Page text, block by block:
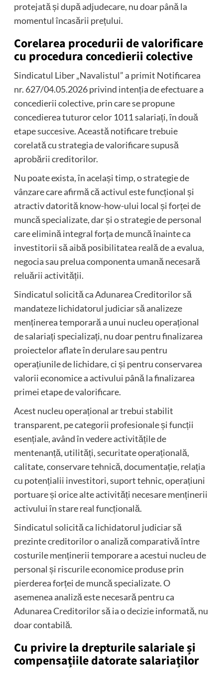
protejată și după adjudecare, nu doar până la
momentul încasării prețului.
Corelarea procedurii de valorificare
cu procedura concedierii colective
Sindicatul Liber „Navalistul” a primit Notificarea
nr. 627/04.05.2026 privind intenția de efectuare a
concedierii colective, prin care se propune
concedierea tuturor celor 1011 salariați, în două
etape succesive. Această notificare trebuie
corelată cu strategia de valorificare supusă
aprobării creditorilor.
Nu poate exista, în același timp, o strategie de
vânzare care afirmă că activul este funcțional și
atractiv datorită know-how-ului local și forței de
muncă specializate, dar și o strategie de personal
care elimină integral forța de muncă înainte ca
investitorii să aibă posibilitatea reală de a evalua,
negocia sau prelua componenta umană necesară
reluării activității.
Sindicatul solicită ca Adunarea Creditorilor să
mandateze lichidatorul judiciar să analizeze
menținerea temporară a unui nucleu operațional
de salariați specializați, nu doar pentru finalizarea
proiectelor aflate în derulare sau pentru
operațiunile de lichidare, ci și pentru conservarea
valorii economice a activului până la finalizarea
primei etape de valorificare.
Acest nucleu operațional ar trebui stabilit
transparent, pe categorii profesionale și funcții
esențiale, având în vedere activitățile de
mentenanță, utilități, securitate operațională,
calitate, conservare tehnică, documentație, relația
cu potențialii investitori, suport tehnic, operațiuni
portuare și orice alte activități necesare menținerii
activului în stare real funcțională.
Sindicatul solicită ca lichidatorul judiciar să
prezinte creditorilor o analiză comparativă între
costurile menținerii temporare a acestui nucleu de
personal și riscurile economice produse prin
pierderea forței de muncă specializate. O
asemenea analiză este necesară pentru ca
Adunarea Creditorilor să ia o decizie informată, nu
doar contabilă.
Cu privire la drepturile salariale și
compensațiile datorate salariaților